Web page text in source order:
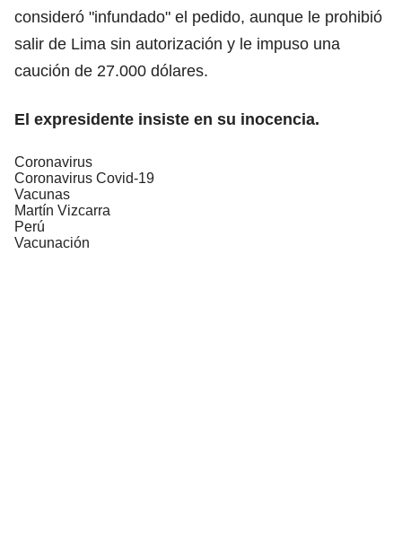
consideró "infundado" el pedido, aunque le prohibió
salir de Lima sin autorización y le impuso una
caución de 27.000 dólares.
El expresidente insiste en su inocencia.
Coronavirus
Coronavirus Covid-19
Vacunas
Martín Vizcarra
Perú
Vacunación